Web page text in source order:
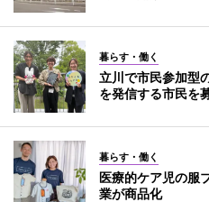
暮らす・働く
立川で市民参加型
を発信する市民を
暮らす・働く
医療的ケア児の
業が商品化